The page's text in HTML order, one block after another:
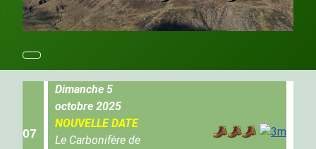
07
Dimanche 5
octobre 2025
NOUVELLE DATE
Le Carbonifère de